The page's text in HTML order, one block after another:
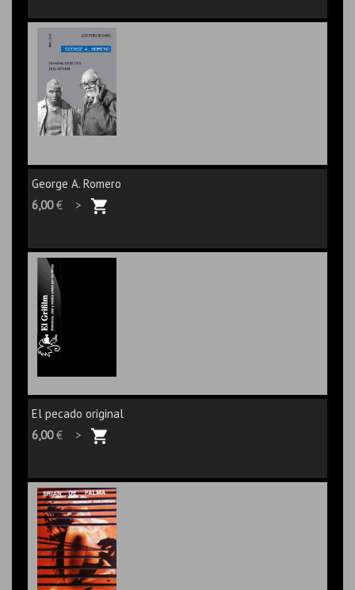
George A. Romero
6,00€ >
El pecado original
6,00€ >